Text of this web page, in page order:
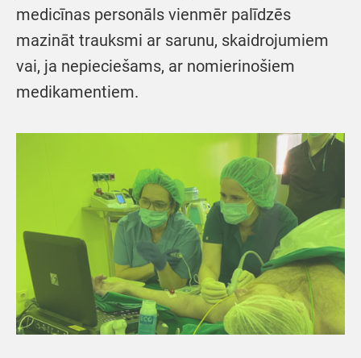
medicīnas personāls vienmēr palīdzēs
mazināt trauksmi ar sarunu, skaidrojumiem
vai, ja nepieciešams, ar nomierinošiem
medikamentiem.